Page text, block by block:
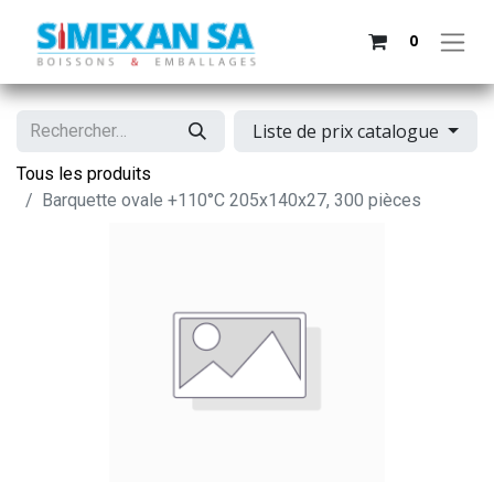
0
Liste de prix catalogue
Tous les produits
Barquette ovale +110°C 205x140x27, 300 pièces